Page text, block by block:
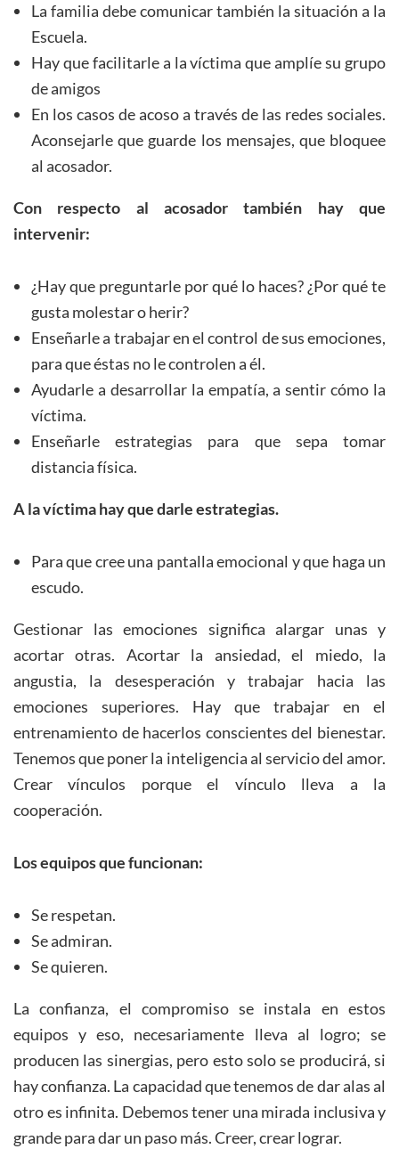
La familia debe comunicar también la situación a la
Escuela.
Hay que facilitarle a la víctima que amplíe su grupo
de amigos
En los casos de acoso a través de las redes sociales.
Aconsejarle que guarde los mensajes, que bloquee
al acosador.
Con respecto al acosador también hay que
intervenir:
¿Hay que preguntarle por qué lo haces? ¿Por qué te
gusta molestar o herir?
Enseñarle a trabajar en el control de sus emociones,
para que éstas no le controlen a él.
Ayudarle a desarrollar la empatía, a sentir cómo la
víctima.
Enseñarle estrategias para que sepa tomar
distancia física.
A la víctima hay que darle estrategias.
Para que cree una pantalla emocional y que haga un
escudo.
Gestionar las emociones significa alargar unas y
acortar otras. Acortar la ansiedad, el miedo, la
angustia, la desesperación y trabajar hacia las
emociones superiores. Hay que trabajar en el
entrenamiento de hacerlos conscientes del bienestar.
Tenemos que poner la inteligencia al servicio del amor.
Crear vínculos porque el vínculo lleva a la
cooperación.
Los equipos que funcionan:
Se respetan.
Se admiran.
Se quieren.
La confianza, el compromiso se instala en estos
equipos y eso, necesariamente lleva al logro; se
producen las sinergias, pero esto solo se producirá, si
hay confianza. La capacidad que tenemos de dar alas al
otro es infinita. Debemos tener una mirada inclusiva y
grande para dar un paso más. Creer, crear lograr.